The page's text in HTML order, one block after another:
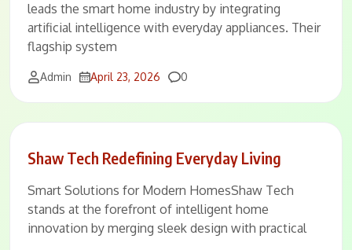
leads the smart home industry by integrating
artificial intelligence with everyday appliances. Their
flagship system
Admin April 23, 2026 Comments
0
Shaw Tech Redefining Everyday Living
Smart Solutions for Modern HomesShaw Tech
stands at the forefront of intelligent home
innovation by merging sleek design with practical